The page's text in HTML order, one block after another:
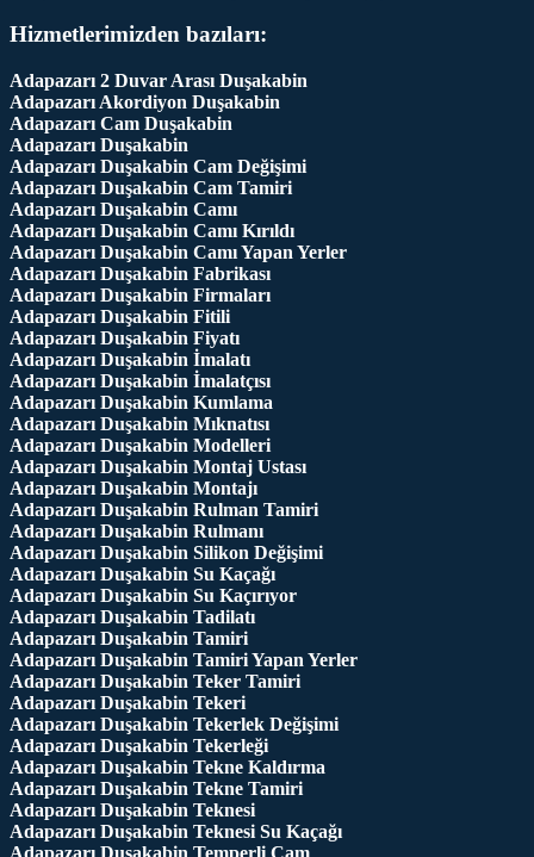
Hizmetlerimizden bazıları:
Adapazarı 2 Duvar Arası Duşakabin
Adapazarı Akordiyon Duşakabin
Adapazarı Cam Duşakabin
Adapazarı Duşakabin
Adapazarı Duşakabin Cam Değişimi
Adapazarı Duşakabin Cam Tamiri
Adapazarı Duşakabin Camı
Adapazarı Duşakabin Camı Kırıldı
Adapazarı Duşakabin Camı Yapan Yerler
Adapazarı Duşakabin Fabrikası
Adapazarı Duşakabin Firmaları
Adapazarı Duşakabin Fitili
Adapazarı Duşakabin Fiyatı
Adapazarı Duşakabin İmalatı
Adapazarı Duşakabin İmalatçısı
Adapazarı Duşakabin Kumlama
Adapazarı Duşakabin Mıknatısı
Adapazarı Duşakabin Modelleri
Adapazarı Duşakabin Montaj Ustası
Adapazarı Duşakabin Montajı
Adapazarı Duşakabin Rulman Tamiri
Adapazarı Duşakabin Rulmanı
Adapazarı Duşakabin Silikon Değişimi
Adapazarı Duşakabin Su Kaçağı
Adapazarı Duşakabin Su Kaçırıyor
Adapazarı Duşakabin Tadilatı
Adapazarı Duşakabin Tamiri
Adapazarı Duşakabin Tamiri Yapan Yerler
Adapazarı Duşakabin Teker Tamiri
Adapazarı Duşakabin Tekeri
Adapazarı Duşakabin Tekerlek Değişimi
Adapazarı Duşakabin Tekerleği
Adapazarı Duşakabin Tekne Kaldırma
Adapazarı Duşakabin Tekne Tamiri
Adapazarı Duşakabin Teknesi
Adapazarı Duşakabin Teknesi Su Kaçağı
Adapazarı Duşakabin Temperli Cam